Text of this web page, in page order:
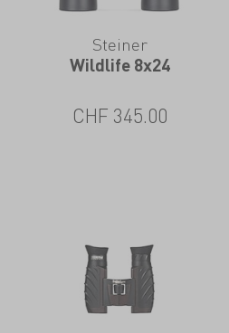
Steiner
Wildlife 8x24
CHF 345.00